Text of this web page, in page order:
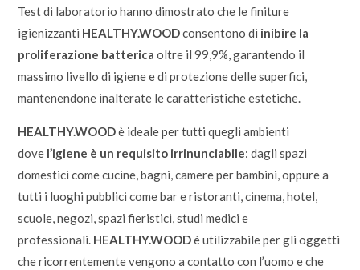
Test di laboratorio hanno dimostrato che le finiture
igienizzanti HEALTHY.WOODconsentono di inibire la
proliferazione battericaoltre il 99,9%, garantendo il
massimo livello di igiene e di protezione delle superfici,
mantenendone inalterate le caratteristiche estetiche.
HEALTHY.WOODè ideale per tutti quegli ambienti
dove l’igiene è un requisito irrinunciabile: dagli spazi
domestici come cucine, bagni, camere per bambini, oppure a
tutti i luoghi pubblici come bar e ristoranti, cinema, hotel,
scuole, negozi, spazi fieristici, studi medici e
professionali. HEALTHY.WOODè utilizzabile per gli oggetti
che ricorrentemente vengono a contatto con l’uomo e che